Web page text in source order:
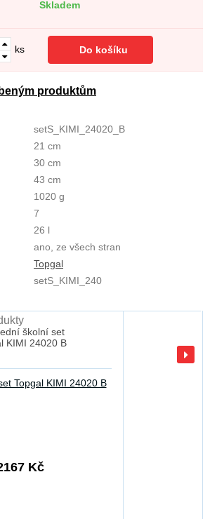
Skladem
ks Do košíku
produktům
setS_KIMI_24020_B
21 cm
30 cm
43 cm
1020 g
7
26 l
ano, ze všech stran
Topgal
setS_KIMI_240
Topgal KIMI 24020 B
Kč